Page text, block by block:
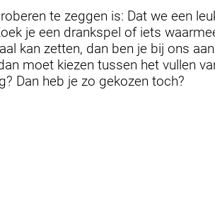
te zeggen is: Dat we een
je een drankspel of iets
kan zetten, dan ben je bij ons
moet kiezen tussen het vullen
Dan heb je zo gekozen toch?